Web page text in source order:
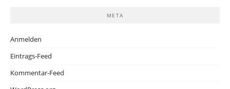
META
Anmelden
Eintrags-Feed
Kommentar-Feed